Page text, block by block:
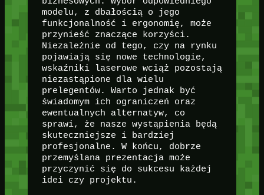
modelu, z dbałością o jego
funkcjonalność i ergonomię, może
przynieść znaczące korzyści.
Niezależnie od tego, czy na rynku
pojawiają się nowe technologie,
wskaźniki laserowe wciąż pozostają
niezastąpione dla wielu
prelegentów. Warto jednak być
świadomym ich ograniczeń oraz
ewentualnych alternatyw, co
sprawi, że nasze wystąpienia będą
skuteczniejsze i bardziej
profesjonalne. W końcu, dobrze
przemyślana prezentacja może
przyczynić się do sukcesu każdej
idei czy projektu.